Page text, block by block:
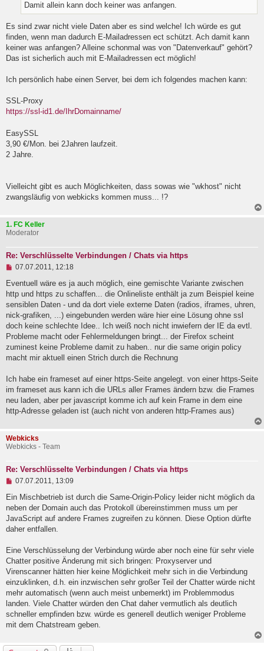
a
Damit allein kann doch keiner was anfangen.
Es sind zwar nicht viele Daten aber es sind welche! Ich würde es gut
finden, wenn man dadurch E-Mailadressen ect schützt. Ach damit kann
keiner was anfangen? Alleine schonmal was von "Datenverkauf" gehört?
Das ist sicherlich auch mit E-Mailadressen ect möglich!
Ich persönlich habe einen Server, bei dem ich folgendes machen kann:
SSL-Proxy
https://ssl-id1.de/IhrDomainname/
EasySSL
3,90 €/Mon. bei 2Jahren laufzeit.
2 Jahre.
Vielleicht gibt es auch Möglichkeiten, dass sowas wie "wkhost" nicht
zwangsläufig von webkicks kommen muss... !?
1. FC Keller
Moderator
Re: Verschlüsselte Verbindungen / Chats via https
U
g
e
e
s
e
e
r
B
i
t
r
a
g
07.07.2011, 12:18
Eventuell wäre es ja auch möglich, eine gemischte Variante zwischen
http und https zu schaffen... die Onlineliste enthält ja zum Beispiel keine
sensiblen Daten - und da dort viele externe Daten (radios, iframes, uhren,
nick-grafiken, ...) eingebunden werden wäre hier eine Lösung ohne ssl
doch keine schlechte Idee.. Ich weiß noch nicht inwiefern der IE da evtl.
Probleme macht oder Fehlermeldungen bringt... der Firefox scheint
zuminest keine Probleme damit zu haben.. nur die same origin policy
macht mir aktuell einen Strich durch die Rechnung
Ich habe ein frameset auf einer https-Seite angelegt. von einer https-Seite
im frameset aus kann ich die URLs aller Frames ändern bzw. die Frames
neu laden, aber per javascript komme ich auf kein Frame in dem eine
http-Adresse geladen ist (auch nicht von anderen http-Frames aus)
Webkicks
Webkicks - Team
Re: Verschlüsselte Verbindungen / Chats via https
U
g
e
e
s
e
r
B
e
t
r
a
g
07.07.2011, 13:09
Ein Mischbetrieb ist durch die Same-Origin-Policy leider nicht möglich da
neben der Domain auch das Protokoll übereinstimmen muss um per
JavaScript auf andere Frames zugreifen zu können. Diese Option dürfte
daher entfallen.
Eine Verschlüsselung der Verbindung würde aber noch eine für sehr viele
Chatter positive Änderung mit sich bringen: Proxyserver und
Virenscanner hätten hier keine Möglichkeit mehr sich in die Verbindung
einzuklinken, d.h. ein inzwischen sehr großer Teil der Chatter würde nicht
mehr automatisch (wenn auch meist unbemerkt) im Problemmodus
landen. Viele Chatter würden den Chat daher vermutlich als deutlich
schneller empfinden bzw. würde es generell deutlich weniger Probleme
mit dem Chatstream geben.